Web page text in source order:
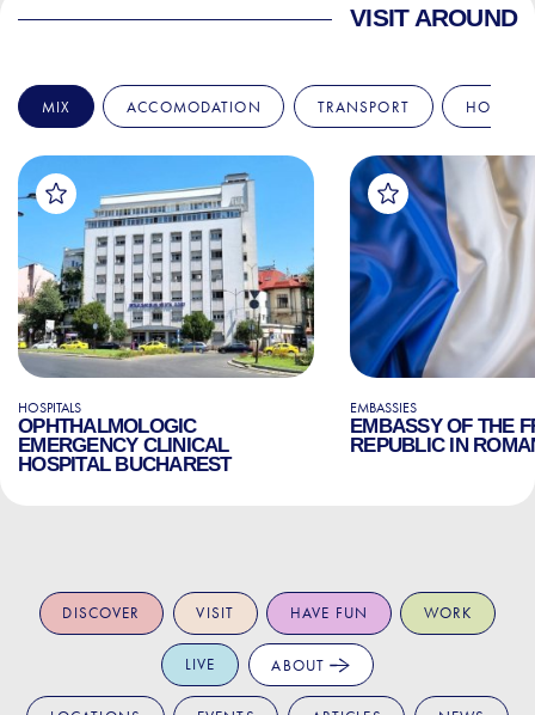
VISIT AROUND
MIX ACCOMODATION TRANSPORT
HOSPITALS
OPHTHALMOLOGIC
EMERGENCY CLINICAL
HOSPITAL BUCHAREST
EMBASSIES
EMBASSY OF THE
REPUBLIC IN
DISCOVER VISIT HAVE FUN WORK
LIVE ABOUT